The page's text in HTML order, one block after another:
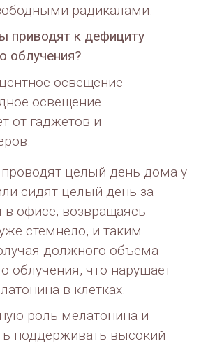
радикалами.
приводят к дефициту
облучения?
освещение
освещение
от гаджетов и
целый день дома у
сидят целый день за
офисе, возвращаясь
стемнело, и таким
должного объема
облучения, что нарушает
в клетках.
роль мелатонина и
поддерживать высокий